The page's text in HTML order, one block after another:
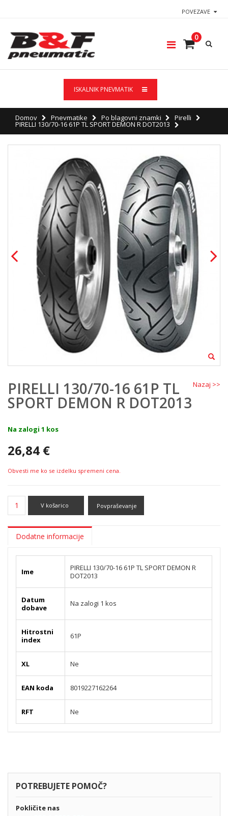
POVEZAVE
0
ISKALNIK PNEVMATIK
Domov Pnevmatike Po blagovni znamki Pirelli
PIRELLI 130/70-16 61P TL SPORT DEMON R DOT2013
Nazaj >>
PIRELLI 130/70-16 61P TL
SPORT DEMON R DOT2013
Na zalogi 1 kos
26,84 €
Obvesti me ko se izdelku spremeni cena.
V košarico Povpraševanje
Dodatne informacije
Ime
PIRELLI 130/70-16 61P TL SPORT DEMON R
DOT2013
Datum
dobave
Na zalogi 1 kos
Hitrostni
index
61P
XL Ne
EAN koda 8019227162264
RFT Ne
POTREBUJETE POMOČ?
Pokličite nas